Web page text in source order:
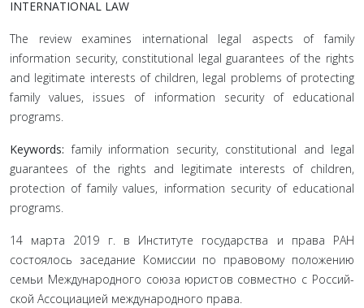
INTERNATIONAL LAW
The review examines international legal aspects of family
information security, constitutional legal guarantees of the rights
and legitimate interests of children, legal problems of protecting
family values, issues of information security of educational
programs.
Keywords: family information security, constitutional and legal
guarantees of the rights and legitimate interests of children,
protection of family values, information security of educational
programs.
14 марта 2019 г. в Институте государства и права РАН
состоялось заседание Комиссии по правовому положению
семьи Международного союза юристов совместно с Россий­
ской Ассоциацией международного права.